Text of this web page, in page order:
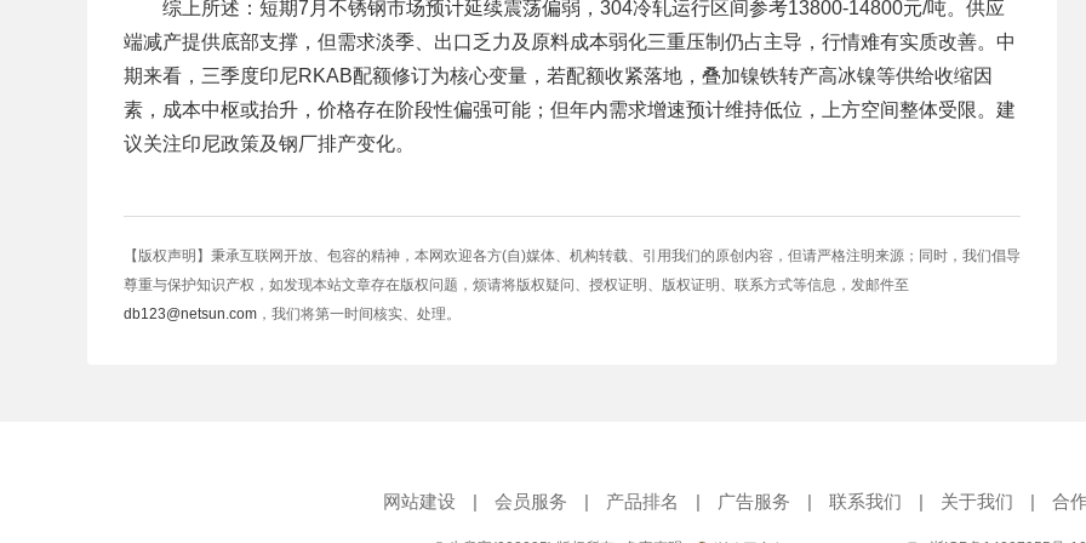
综上所述：短期7月不锈钢市场预计延续震荡偏弱，304冷轧运行区间参考13800-14800元/吨。供应
端减产提供底部支撑，但需求淡季、出口乏力及原料成本弱化三重压制仍占主导，行情难有实质改善。中
期来看，三季度印尼RKAB配额修订为核心变量，若配额收紧落地，叠加镍铁转产高冰镍等供给收缩因
素，成本中枢或抬升，价格存在阶段性偏强可能；但年内需求增速预计维持低位，上方空间整体受限。建
议关注印尼政策及钢厂排产变化。
【版权声明】秉承互联网开放、包容的精神，本网欢迎各方(自)媒体、机构转载、引用我们的原创内容，但请严格注明来源；同时，我们倡导
尊重与保护知识产权，如发现本站文章存在版权问题，烦请将版权疑问、授权证明、版权证明、联系方式等信息，发邮件至
db123@netsun.com ，我们将第一时间核实、处理。
网站建设 | 会员服务 | 产品排名 | 广告服务 | 联系我们 | 关于我们 | 合